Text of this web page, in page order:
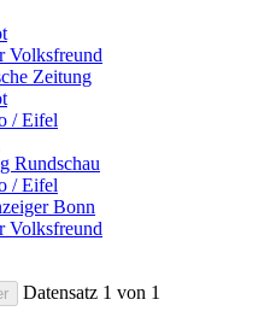
Volksfreund
Zeitung
/ Eifel
Rundschau
/ Eifel
Bonn
Volksfreund
Datensatz 1 von 1